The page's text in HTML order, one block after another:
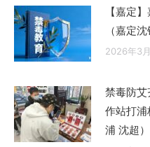
【嘉定
（嘉定沈
2026年3
禁毒防
作站打
浦 沈超）